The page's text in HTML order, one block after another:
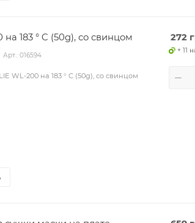
183 ° C (50g), со свинцом
Арт.: 016594
WL-200 на 183 ° C (50g), со свинцом
272
+ 11